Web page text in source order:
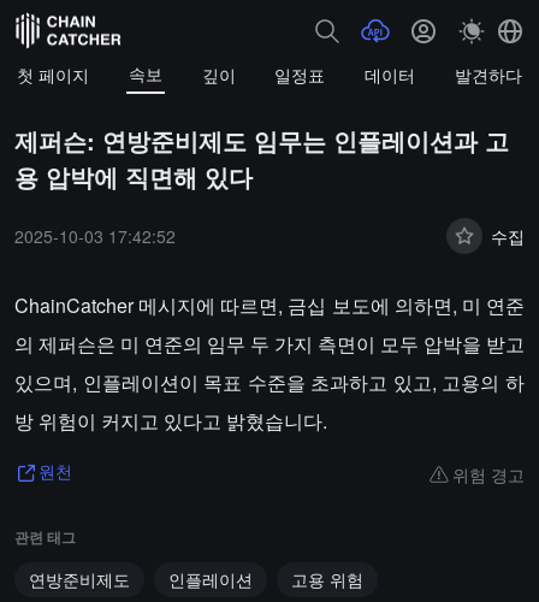
첫 페이지 속보 깊이 일정표 데이터 발견하다
제퍼슨: 연방준비제도 임무는 인플레이션과 고
용 압박에 직면해 있다
2025-10-03 17:42:52 수집
ChainCatcher 메시지에 따르면, 금십 보도에 의하면, 미 연준
의 제퍼슨은 미 연준의 임무 두 가지 측면이 모두 압박을 받고
있으며, 인플레이션이 목표 수준을 초과하고 있고, 고용의 하
방 위험이 커지고 있다고 밝혔습니다.
원천 위험 경고
관련 태그
연방준비제도 인플레이션 고용 위험